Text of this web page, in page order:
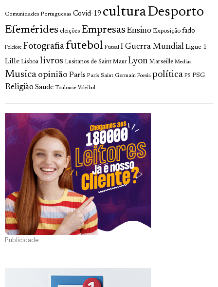
Comunidades Portuguesas Covid-19 culturaDesporto
Efemérides eleições Empresas Ensino Exposição fado
Folclore Fotografia futebol Futsal I Guerra Mundial Ligue 1
Lille Lisboa livros Lusitanos de Saint Maur Lyon Marseille Medias
Musica opinião Paris Paris Saint Germain Poesia política PS PSG
Religião Saude Toulouse Voleibol
Publicidade